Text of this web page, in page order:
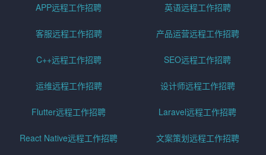
APP远程工作招聘 英语远程工作招聘
客服远程工作招聘 产品运营远程工作招聘
C++远程工作招聘 SEO远程工作招聘
运维远程工作招聘 设计师远程工作招聘
Flutter远程工作招聘 Laravel远程工作招聘
React Native远程工作招聘 文案策划远程工作招聘